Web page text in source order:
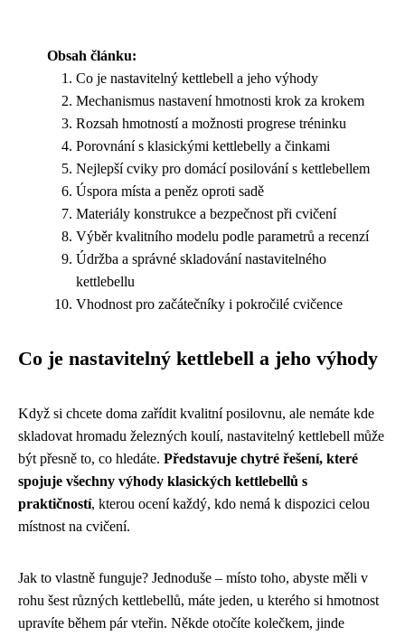
Obsah článku:
Co je nastavitelný kettlebell a jeho výhody
Mechanismus nastavení hmotnosti krok za krokem
Rozsah hmotností a možnosti progrese tréninku
Porovnání s klasickými kettlebelly a činkami
Nejlepší cviky pro domácí posilování s kettlebellem
Úspora místa a peněz oproti sadě
Materiály konstrukce a bezpečnost při cvičení
Výběr kvalitního modelu podle parametrů a recenzí
Údržba a správné skladování nastavitelného
kettlebellu
Vhodnost pro začátečníky i pokročilé cvičence
Co je nastavitelný kettlebell a jeho výhody
Když si chcete doma zařídit kvalitní posilovnu, ale nemáte kde
skladovat hromadu železných koulí, nastavitelný kettlebell může
být přesně to, co hledáte. Představuje chytré řešení, které
spojuje všechny výhody klasických kettlebellů s
praktičností, kterou ocení každý, kdo nemá k dispozici celou
místnost na cvičení.
Jak to vlastně funguje? Jednoduše – místo toho, abyste měli v
rohu šest různých kettlebellů, máte jeden, u kterého si hmotnost
upravíte během pár vteřin. Někde otočíte kolečkem, jinde